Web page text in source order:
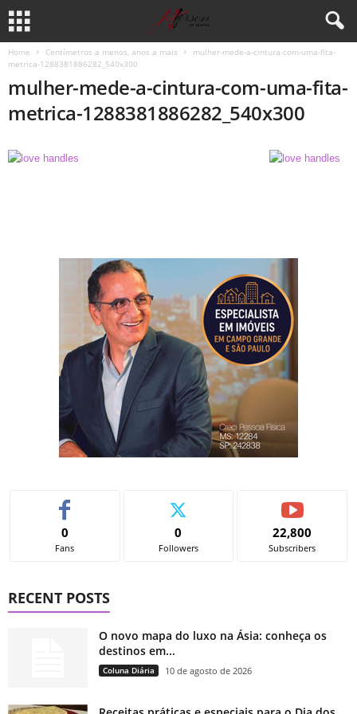
Home Centímetros a menos, anos a mais
mulher-mede-a-cintura-com-uma-fita-
metrica-1288381886282_540x300
mulher-mede-a-cintura-com-uma-fita-
metrica-1288381886282_540x300
0
Fans
0
Followers
22,800
Subscribers
RECENT POSTS
O novo mapa do luxo na Ásia: conheça os
destinos em...
Coluna Diária 10 de agosto de 2026